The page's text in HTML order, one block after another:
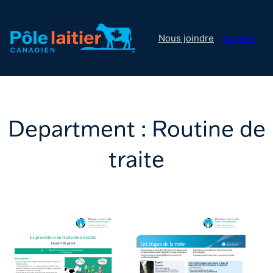
Nous joindre English
Department : Routine de
traite